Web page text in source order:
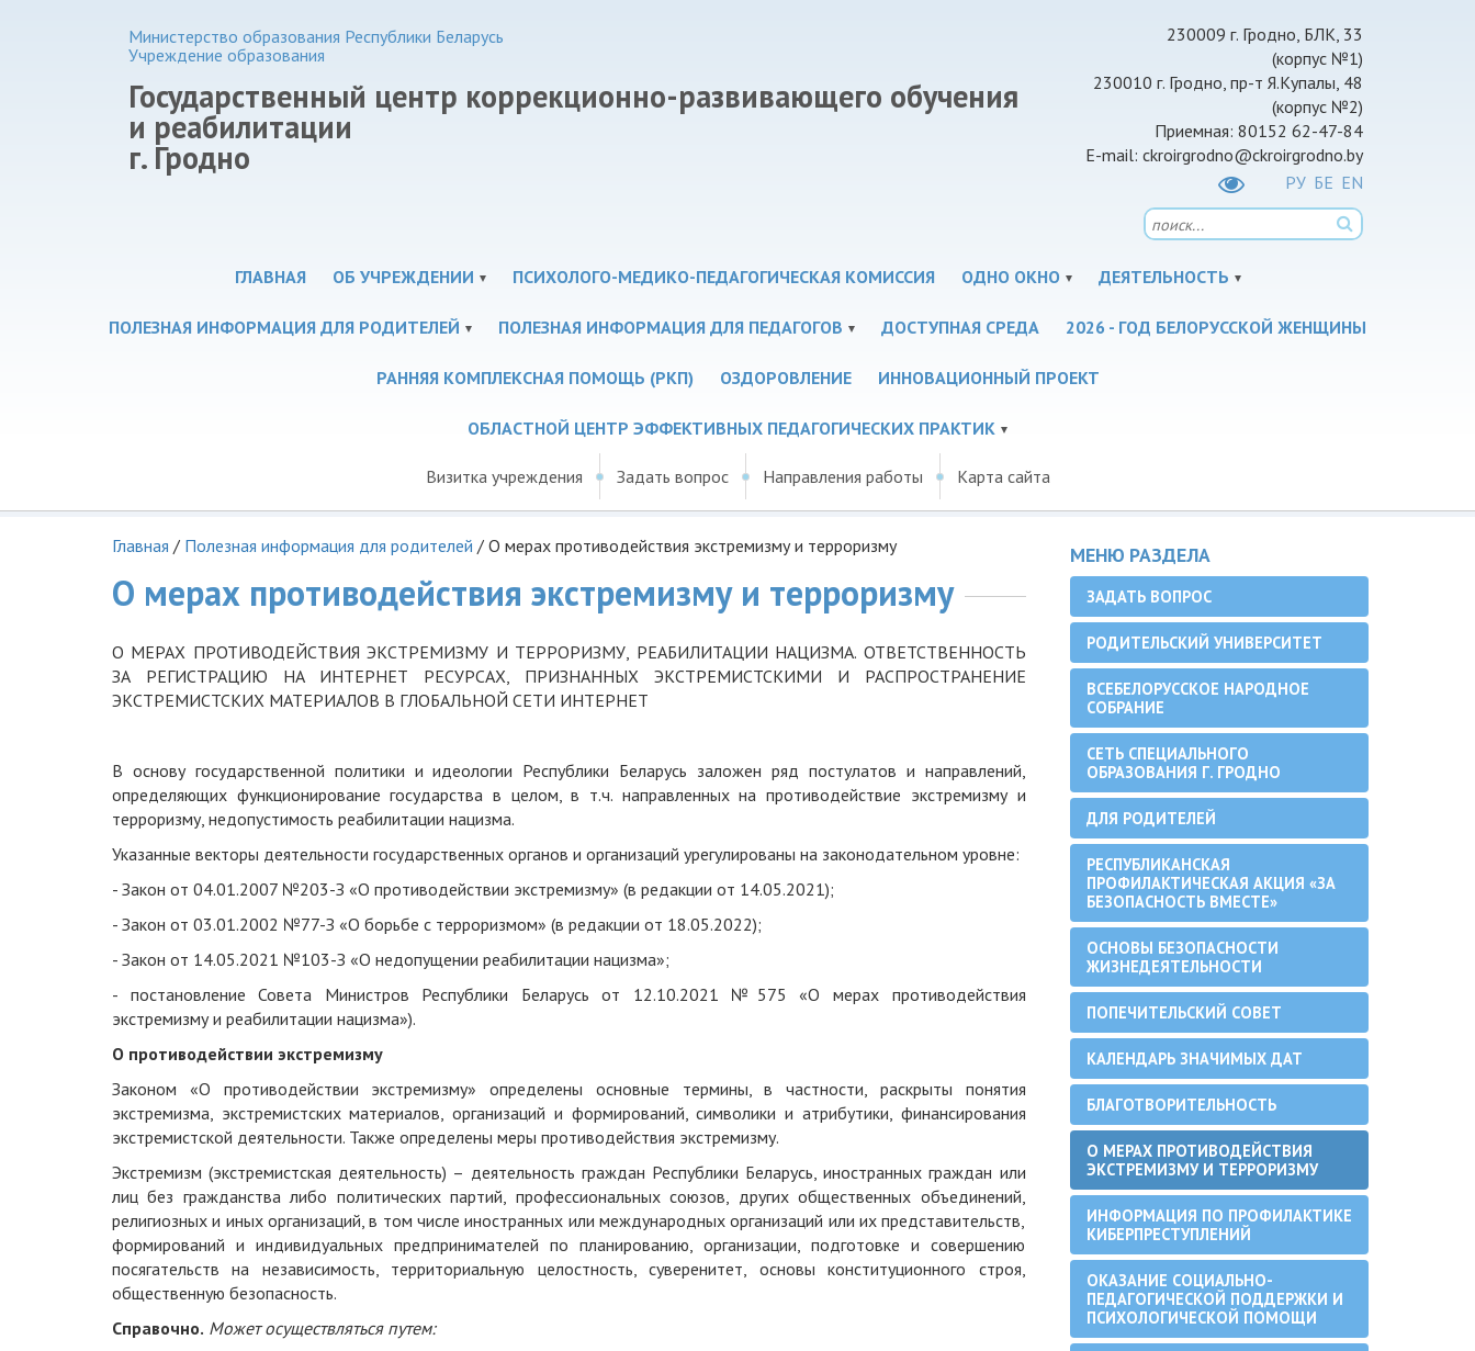
230009 г. Гродно, БЛК, 33
(корпус №1)
230010 г. Гродно, пр-т Я.Купалы, 48
(корпус №2)
Приемная: 80152 62-47-84
E-mail: ckroirgrodno@ckroirgrodno.by
РУ БЕ EN
Министерство образования Республики Беларусь
Учреждение образования
Государственный центр коррекционно-развивающего обучения
и реабилитации
г. Гродно
ГЛАВНАЯ ОБ УЧРЕЖДЕНИИ ПСИХОЛОГО-МЕДИКО-ПЕДАГОГИЧЕСКАЯ КОМИССИЯ ОДНО ОКНО ДЕЯТЕЛЬНОСТЬ
ПОЛЕЗНАЯ ИНФОРМАЦИЯ ДЛЯ РОДИТЕЛЕЙ ПОЛЕЗНАЯ ИНФОРМАЦИЯ ДЛЯ ПЕДАГОГОВ ДОСТУПНАЯ СРЕДА 2026 - ГОД БЕЛОРУССКОЙ ЖЕНЩИНЫ
РАННЯЯ КОМПЛЕКСНАЯ ПОМОЩЬ (РКП) ОЗДОРОВЛЕНИЕ ИННОВАЦИОННЫЙ ПРОЕКТ
ОБЛАСТНОЙ ЦЕНТР ЭФФЕКТИВНЫХ ПЕДАГОГИЧЕСКИХ ПРАКТИК
Визитка учреждения Задать вопрос Направления работы Карта сайта
Главная / Полезная информация для родителей / О мерах противодействия экстремизму и терроризму
О мерах противодействия экстремизму и терроризму
О МЕРАХ ПРОТИВОДЕЙСТВИЯ ЭКСТРЕМИЗМУ И ТЕРРОРИЗМУ, РЕАБИЛИТАЦИИ НАЦИЗМА. ОТВЕТСТВЕННОСТЬ
ЗА РЕГИСТРАЦИЮ НА ИНТЕРНЕТ РЕСУРСАХ, ПРИЗНАННЫХ ЭКСТРЕМИСТСКИМИ И РАСПРОСТРАНЕНИЕ
ЭКСТРЕМИСТСКИХ МАТЕРИАЛОВ В ГЛОБАЛЬНОЙ СЕТИ ИНТЕРНЕТ
В основу государственной политики и идеологии Республики Беларусь заложен ряд постулатов и направлений,
определяющих функционирование государства в целом, в т.ч. направленных на противодействие экстремизму и
терроризму, недопустимость реабилитации нацизма.
Указанные векторы деятельности государственных органов и организаций урегулированы на законодательном уровне:
- Закон от 04.01.2007 №203-З «О противодействии экстремизму» (в редакции от 14.05.2021);
- Закон от 03.01.2002 №77-З «О борьбе с терроризмом» (в редакции от 18.05.2022);
- Закон от 14.05.2021 №103-З «О недопущении реабилитации нацизма»;
- постановление Совета Министров Республики Беларусь от 12.10.2021 №575 «О мерах противодействия
экстремизму и реабилитации нацизма»).
О противодействии экстремизму
Законом «О противодействии экстремизму» определены основные термины, в частности, раскрыты понятия
экстремизма, экстремистских материалов, организаций и формирований, символики и атрибутики, финансирования
экстремистской деятельности. Также определены меры противодействия экстремизму.
Экстремизм (экстремистская деятельность) – деятельность граждан Республики Беларусь, иностранных граждан или
лиц без гражданства либо политических партий, профессиональных союзов, других общественных объединений,
религиозных и иных организаций, в том числе иностранных или международных организаций или их представительств,
формирований и индивидуальных предпринимателей по планированию, организации, подготовке и совершению
посягательств на независимость, территориальную целостность, суверенитет, основы конституционного строя,
общественную безопасность.
Справочно. Может осуществляться путем:
МЕНЮ РАЗДЕЛА
ЗАДАТЬ ВОПРОС
РОДИТЕЛЬСКИЙ УНИВЕРСИТЕТ
ВСЕБЕЛОРУССКОЕ НАРОДНОЕ
СОБРАНИЕ
СЕТЬ СПЕЦИАЛЬНОГО
ОБРАЗОВАНИЯ Г. ГРОДНО
ДЛЯ РОДИТЕЛЕЙ
РЕСПУБЛИКАНСКАЯ
ПРОФИЛАКТИЧЕСКАЯ АКЦИЯ «ЗА
БЕЗОПАСНОСТЬ ВМЕСТЕ»
ОСНОВЫ БЕЗОПАСНОСТИ
ЖИЗНЕДЕЯТЕЛЬНОСТИ
ПОПЕЧИТЕЛЬСКИЙ СОВЕТ
КАЛЕНДАРЬ ЗНАЧИМЫХ ДАТ
БЛАГОТВОРИТЕЛЬНОСТЬ
О МЕРАХ ПРОТИВОДЕЙСТВИЯ
ЭКСТРЕМИЗМУ И ТЕРРОРИЗМУ
ИНФОРМАЦИЯ ПО ПРОФИЛАКТИКЕ
КИБЕРПРЕСТУПЛЕНИЙ
ОКАЗАНИЕ СОЦИАЛЬНО-
ПЕДАГОГИЧЕСКОЙ ПОДДЕРЖКИ И
ПСИХОЛОГИЧЕСКОЙ ПОМОЩИ